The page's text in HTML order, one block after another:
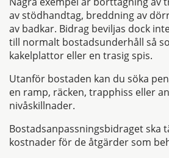
av stödhandtag, breddning av
av badkar. Bidrag beviljas dock
till normalt bostadsunderhåll så
kakelplattor eller en trasig spis.
Utanför bostaden kan du söka
en ramp, räcken, trapphiss eller
nivåskillnader.
Bostadsanpassningsbidraget ska
kostnader för de åtgärder som